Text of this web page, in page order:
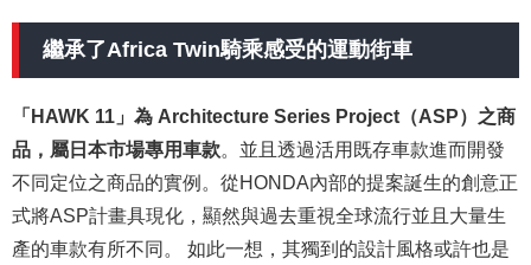
繼承了Africa Twin騎乘感受的運動街車
「HAWK 11」為 Architecture Series Project（ASP）之商
品，屬日本市場專用車款 。並且透過活用既存車款進而開發
不同定位之商品的實例。從HONDA內部的提案誕生的創意正
式將ASP計畫具現化，顯然與過去重視全球流行並且大量生
產的車款有所不同。 如此一想，其獨到的設計風格或許也是